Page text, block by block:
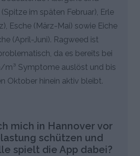
im späten Februar), Erle
Esche (März-Mai) sowie Eiche
(April-Juni). Ragweed ist
da es bereits bei
m³ Symptome auslöst und bis
Oktober hinein aktiv bleibt.
mich in Hannover vor
schützen und
spielt die App dabei?